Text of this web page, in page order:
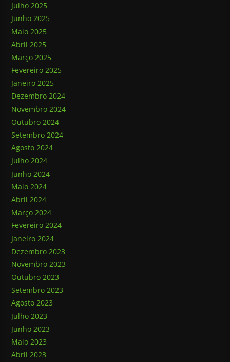
Julho 2025
Junho 2025
Maio 2025
Abril 2025
Março 2025
Fevereiro 2025
Janeiro 2025
Dezembro 2024
Novembro 2024
Outubro 2024
Setembro 2024
Agosto 2024
Julho 2024
Junho 2024
Maio 2024
Abril 2024
Março 2024
Fevereiro 2024
Janeiro 2024
Dezembro 2023
Novembro 2023
Outubro 2023
Setembro 2023
Agosto 2023
Julho 2023
Junho 2023
Maio 2023
Abril 2023